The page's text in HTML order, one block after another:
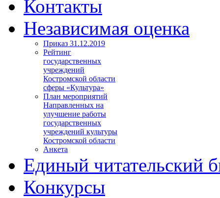
Контакты
Независимая оценка
Приказ 31.12.2019
Рейтинг
государственных
учреждений
Костромской области
сферы «Культура»
План мероприятий
Направленных на
улучшение работы
государственных
учреждений культуры
Костромской области
Анкета
Единый читательский
Конкурсы